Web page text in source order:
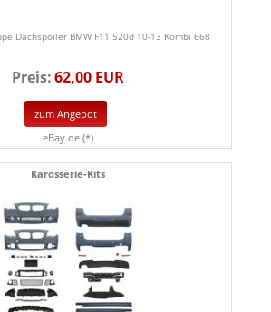
Dachspoiler BMW F11 520d 10-13 Kombi 668
Preis:62,00 EUR
zum Angebot
eBay.de (*)
Karosserie-Kits